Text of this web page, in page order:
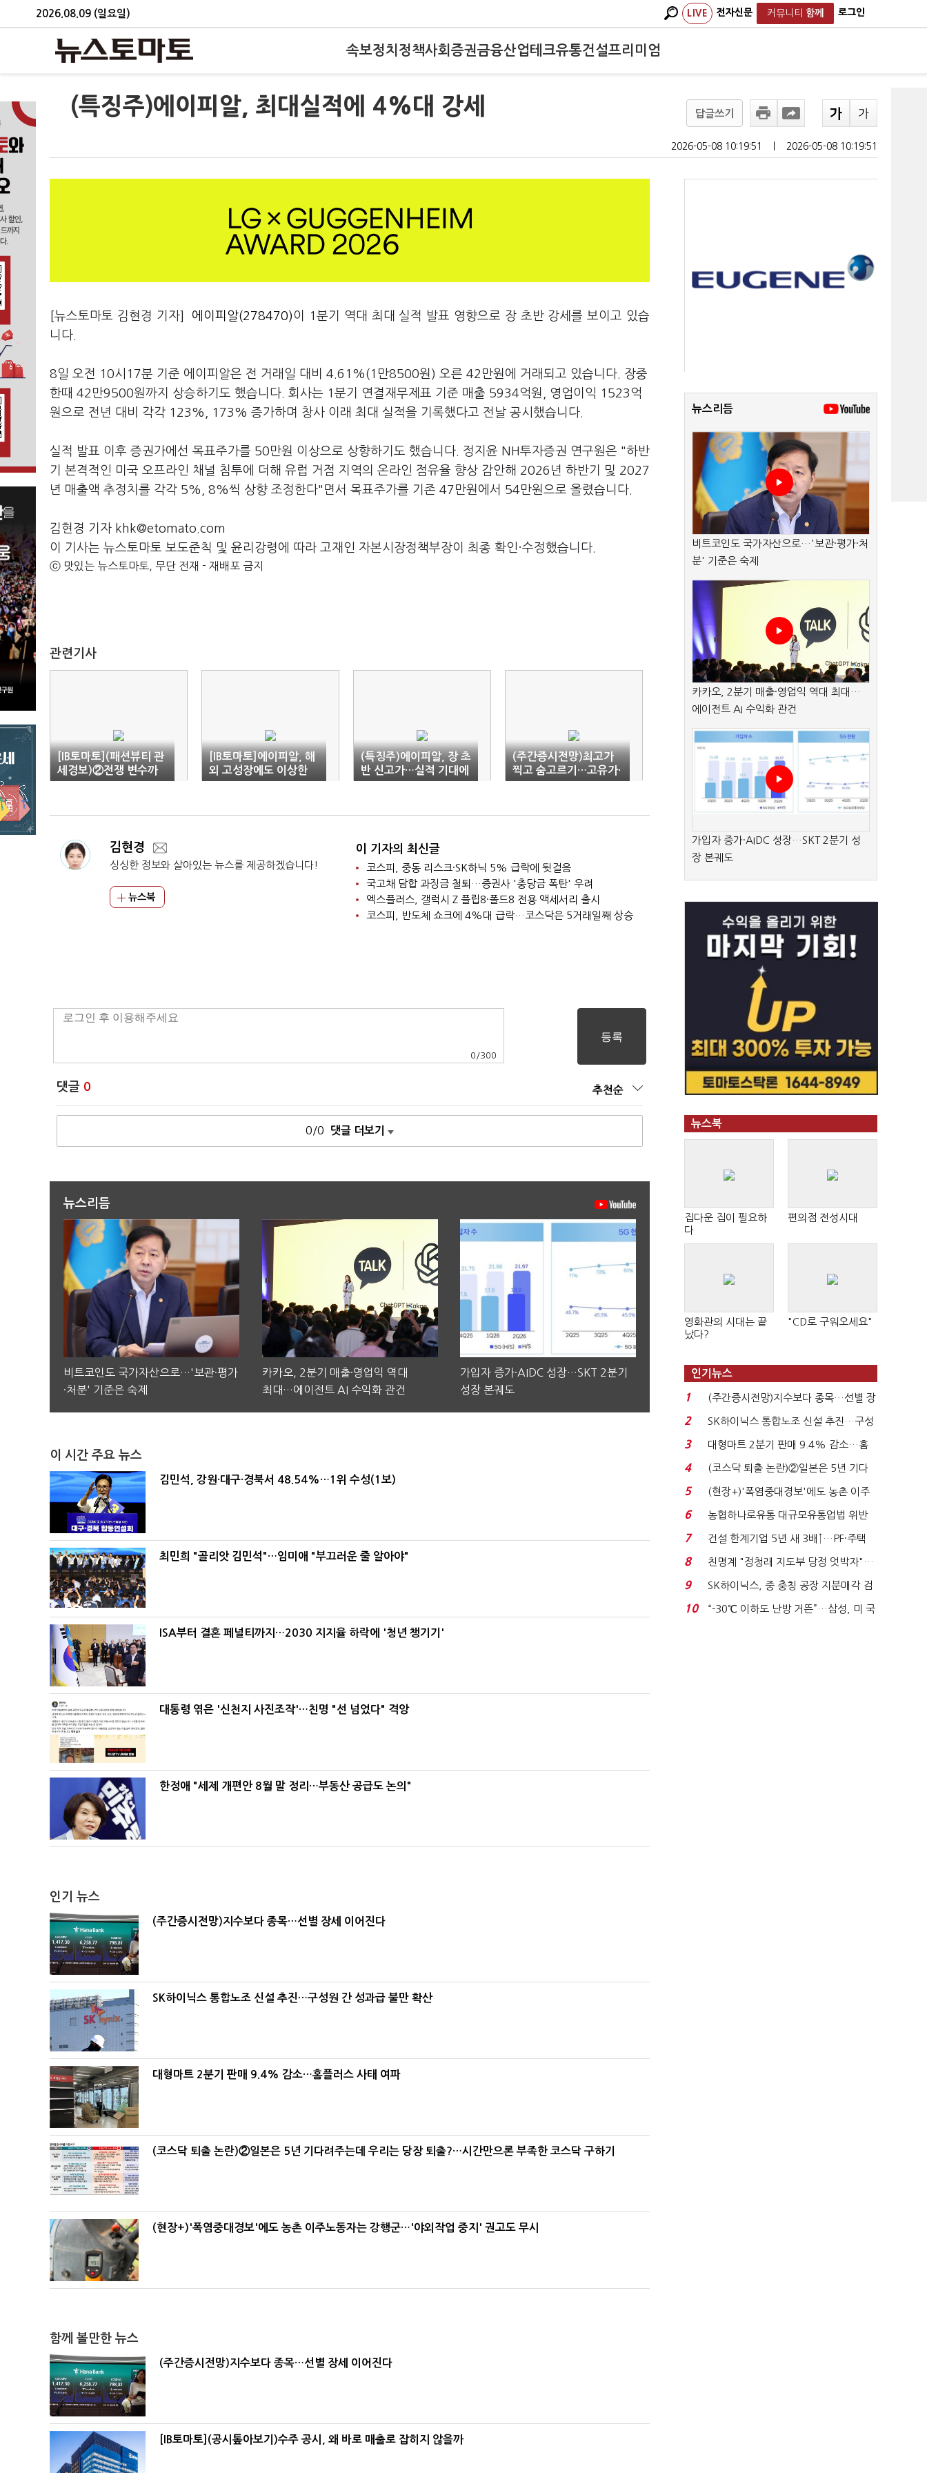
2026.08.09 (일요일) LIVE 전자신문 커뮤니티 함께 로그인
속보정치 정책사회 증권금융산업테크유통건설프리미엄
(특징주)에이피알, 최대실적에 4%대 강세 답글쓰기
2026-05-08 10:19:51 2026-05-08 10:19:51
[뉴스토마토 김현경 기자] 에이피알(278470)이 1분기 역대 최대 실적 발표 영향으로 장 초반 강세를 보이고 있습
니다.
8일 오전 10시17분 기준 에이피알은 전 거래일 대비 4.61%(1만8500원) 오른 42만원에 거래되고 있습니다. 장중
한때 42만9500원까지 상승하기도 했습니다. 회사는 1분기 연결재무제표 기준 매출 5934억원, 영업이익 1523억
원으로 전년 대비 각각 123%, 173% 증가하며 창사 이래 최대 실적을 기록했다고 전날 공시했습니다.
실적 발표 이후 증권가에선 목표주가를 50만원 이상으로 상향하기도 했습니다. 정지윤 NH투자증권 연구원은 "하반
기 본격적인 미국 오프라인 채널 침투에 더해 유럽 거점 지역의 온라인 점유율 향상 감안해 2026년 하반기 및 2027
년 매출액 추정치를 각각 5%, 8%씩 상향 조정한다"면서 목표주가를 기존 47만원에서 54만원으로 올렸습니다.
김현경 기자 khk@etomato.com
이 기사는 뉴스토마토 보도준칙 및 윤리강령에 따라 고재인 자본시장정책부장이 최종 확인·수정했습니다.
ⓒ 맛있는 뉴스토마토, 무단 전재 - 재배포 금지
관련기사
[IB토마토](패션뷰티 관
세경보)②전쟁 변수까
지…K-뷰티 성장 덮친
[IB토마토]에이피알, 해
외 고성장에도 이상한
실적 구조…연결매출의
(특징주)에이피알, 장 초
반 신고가…실적 기대에
10%대 급등
(주간증시전망)최고가
찍고 숨고르기…고유가·
연휴 수급공백 변수
김현경
싱싱한 정보와 살아있는 뉴스를 제공하겠습니다!
뉴스북
이 기자의 최신글
코스피, 중동 리스크·SK하닉 5% 급락에 뒷걸음
국고채 담합 과징금 철퇴…증권사 '충당금 폭탄' 우려
엑스플러스, 갤럭시 Z 플립8·폴드8 전용 액세서리 출시
코스피, 반도체 쇼크에 4%대 급락…코스닥은 5거래일째 상승
0 /300
댓글 0 추천순
0/0 댓글 더보기
뉴스리듬
비트코인도 국가자산으로…'보관·평가
·처분' 기준은 숙제
카카오, 2분기 매출·영업익 역대
최대…에이전트 AI 수익화 관건
가입자 증가·AIDC 성장…SKT 2분기
성장 본궤도
이 시간 주요 뉴스
김민석, 강원·대구·경북서 48.54%…1위 수성(1보)
최민희 "골리앗 김민석"…임미애 "부끄러운 줄 알아야"
ISA부터 결혼 페널티까지…2030 지지율 하락에 '청년 챙기기'
대통령 엮은 '신천지 사진조작'…친명 "선 넘었다" 격앙
한정애 "세제 개편안 8월 말 정리…부동산 공급도 논의"
인기 뉴스
(주간증시전망)지수보다 종목…선별 장세 이어진다
SK하이닉스 통합노조 신설 추진…구성원 간 성과급 불만 확산
대형마트 2분기 판매 9.4% 감소…홈플러스 사태 여파
(코스닥 퇴출 논란)②일본은 5년 기다려주는데 우리는 당장 퇴출?…시간만으론 부족한 코스닥 구하기
(현장+)'폭염중대경보'에도 농촌 이주노동자는 강행군…'야외작업 중지' 권고도 무시
함께 볼만한 뉴스
(주간증시전망)지수보다 종목…선별 장세 이어진다
[IB토마토](공시톺아보기)수주 공시, 왜 바로 매출로 잡히지 않을까
뉴스리듬
비트코인도 국가자산으로…'보관·평가·처
분' 기준은 숙제
카카오, 2분기 매출·영업익 역대 최대…
에이전트 AI 수익화 관건
가입자 증가·AIDC 성장…SKT 2분기 성
장 본궤도
뉴스북
집다운 집이 필요하
다
편의점 전성시대
영화관의 시대는 끝
났다?
"CD로 구워오세요"
인기뉴스
1
(주간증시전망)지수보다 종목…선별 장
세 이어진다...
2
SK하이닉스 통합노조 신설 추진…구성
원 간 성과급 불...
3
대형마트 2분기 판매 9.4% 감소…홈
플러스 사태 여파...
4
(코스닥 퇴출 논란)②일본은 5년 기다
려주는데 우리는 ...
5
(현장+)'폭염중대경보'에도 농촌 이주
노동자는 강행군…'야...
6
농협하나로유통 대규모유통업법 위반
적발…공정위, 과...
7
건설 한계기업 5년 새 3배↑…PF·주택
침체에 재무 ...
8
친명계 "정청래 지도부 당정 엇박자"…
친청계 "신천지 오...
9
SK하이닉스, 중 충칭 공장 지분매각 검
토?…“확정된 바...
10
“-30℃ 이하도 난방 거뜬”…삼성, 미 국